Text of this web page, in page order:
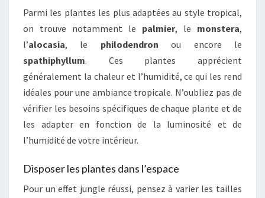
Parmi les plantes les plus adaptées au style tropical,
on trouve notamment le palmier, le monstera,
l’alocasia, le philodendron ou encore le
spathiphyllum. Ces plantes apprécient
généralement la chaleur et l’humidité, ce qui les rend
idéales pour une ambiance tropicale. N’oubliez pas de
vérifier les besoins spécifiques de chaque plante et de
les adapter en fonction de la luminosité et de
l’humidité de votre intérieur.
Disposer les plantes dans l’espace
Pour un effet jungle réussi, pensez à varier les tailles